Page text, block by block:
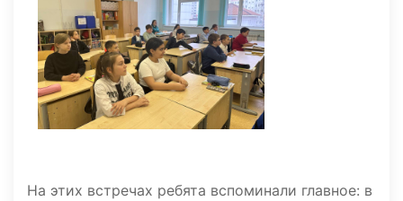
На этих встречах ребята вспоминали главное: в